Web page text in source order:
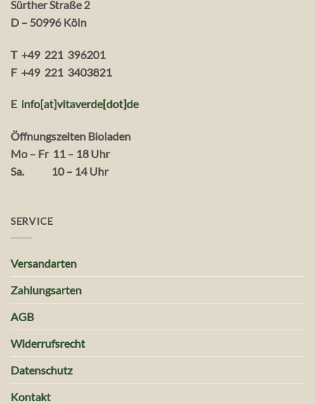
Sürther Straße 2
D – 50996 Köln
T +49 221 396201
F +49 221 3403821
E info[at]vitaverde[dot]de
Öffnungszeiten Bioladen
Mo – Fr 11 – 18 Uhr
Sa. 10 – 14 Uhr
SERVICE
Versandarten
Zahlungsarten
AGB
Widerrufsrecht
Datenschutz
Kontakt